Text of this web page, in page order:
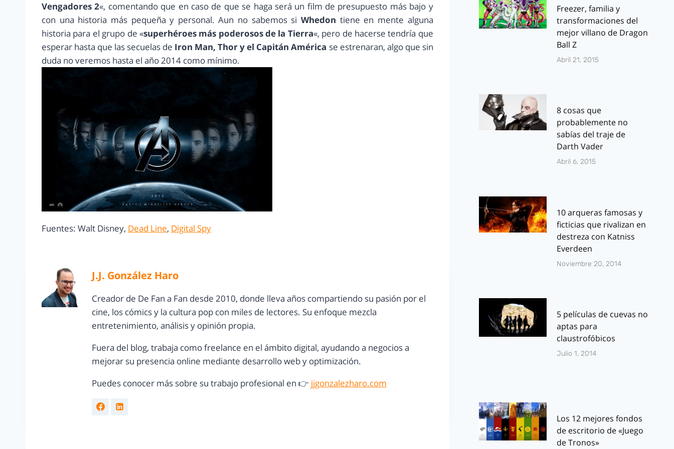
Vengadores 2«, comentando que en caso de que se haga será un film de presupuesto más bajo y
con una historia más pequeña y personal. Aun no sabemos siWhedon tiene en mente alguna
historia para el grupo de «superhéroes más poderosos de la Tierra«, pero de hacerse tendría que
esperar hasta que las secuelas de Iron Man, Thor y el Capitán América se estrenaran, algo que sin
duda no veremos hasta el año 2014 como mínimo.
Fuentes: Walt Disney, Dead Line, Digital Spy
J.J. González Haro
Creador de De Fan a Fan desde 2010, donde lleva años compartiendo su pasión por el
cine, los cómics y la cultura pop con miles de lectores. Su enfoque mezcla
entretenimiento, análisis y opinión propia.
Fuera del blog, trabaja como freelance en el ámbito digital, ayudando a negocios a
mejorar su presencia online mediante desarrollo web y optimización.
Puedes conocer más sobre su trabajo profesional en 👉 jjgonzalezharo.com
Freezer, familia y
transformaciones del
mejor villano de Dragon
Ball Z
Abril 21, 2015
8 cosas que
probablemente no
sabías del traje de
Darth Vader
Abril 6, 2015
10 arqueras famosas y
ficticias que rivalizan en
destreza con Katniss
Everdeen
Noviembre 20, 2014
5 películas de cuevas no
aptas para
claustrofóbicos
Julio 1, 2014
Los 12 mejores fondos
de escritorio de «Juego
de Tronos»